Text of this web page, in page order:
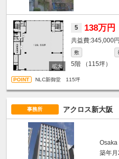
5 138万円
345,000円
敷
5階 （115坪）
NLC新御堂 115坪
事務所 アクロス新大阪
Osaka
築年